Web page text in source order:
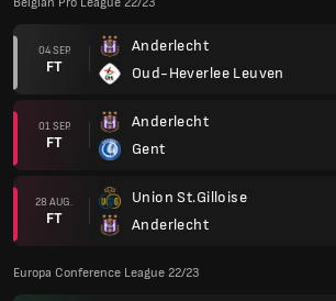
04 SEP.
FT
Anderlecht
Oud-Heverlee Leuven
01 SEP.
FT
Anderlecht
Gent
28 AUG.
FT
Union St.Gilloise
Anderlecht
Europa Conference League 22/23